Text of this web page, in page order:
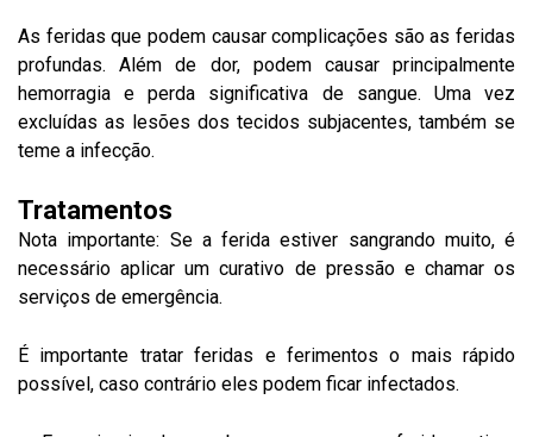
As feridas que podem causar complicações são as feridas
profundas. Além de dor, podem causar principalmente
hemorragia e perda significativa de sangue. Uma vez
excluídas as lesões dos tecidos subjacentes, também se
teme a infecção.
Tratamentos
Nota importante: Se a ferida estiver sangrando muito, é
necessário aplicar um curativo de pressão e chamar os
serviços de emergência.
É importante tratar feridas e ferimentos o mais rápido
possível, caso contrário eles podem ficar infectados.